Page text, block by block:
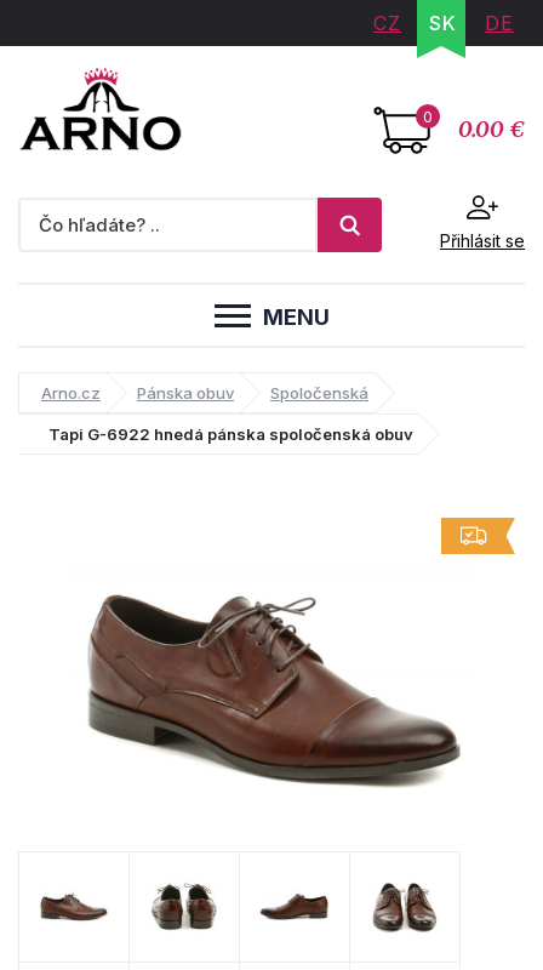
CZ SK DE
0 0.00 €
Přihlásit se
MENU
Arno.cz Pánska obuv Spoločenská
Tapi G-6922 hnedá pánska spoločenská obuv